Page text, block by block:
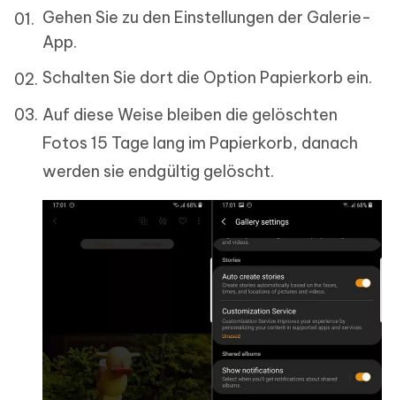
Gehen Sie zu den Einstellungen der Galerie-
App.
Schalten Sie dort die Option Papierkorb ein.
Auf diese Weise bleiben die gelöschten
Fotos 15 Tage lang im Papierkorb, danach
werden sie endgültig gelöscht.